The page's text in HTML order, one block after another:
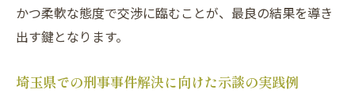
かつ柔軟な態度で交渉に臨むことが、最良の結果を導き
出す鍵となります。
埼玉県での刑事事件解決に向けた示談の実践例